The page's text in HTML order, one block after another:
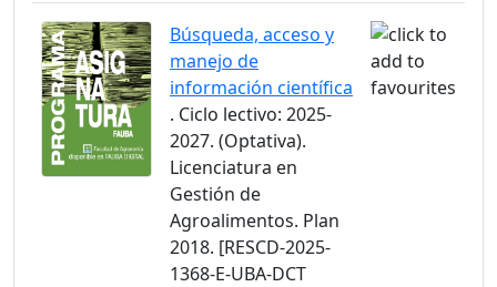
Búsqueda, acceso y
manejo de
información científica
. Ciclo lectivo: 2025-
2027. (Optativa).
Licenciatura en
Gestión de
Agroalimentos. Plan
2018. [RESCD-2025-
1368-E-UBA-DCT